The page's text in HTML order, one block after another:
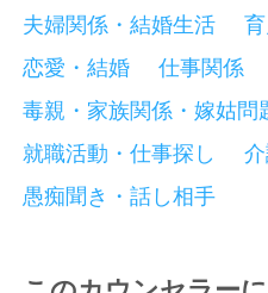
夫婦関係・結婚生活
恋愛・結婚
仕事関係
毒親・家族関係・嫁姑問
就職活動・仕事探し
愚痴聞き・話し相手